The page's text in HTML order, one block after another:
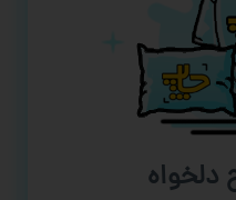
دلخواه